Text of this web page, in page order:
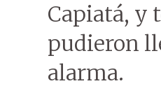
Capiatá, y
pudieron
alarma.